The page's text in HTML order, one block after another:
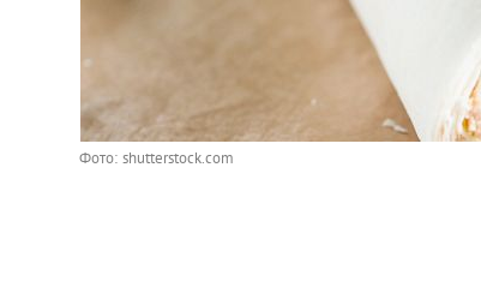
Фото: shutterstock.com